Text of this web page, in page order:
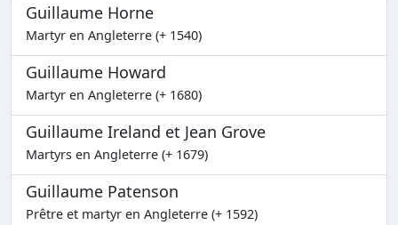
Guillaume Horne
Martyr en Angleterre (+ 1540)
Guillaume Howard
Martyr en Angleterre (+ 1680)
Guillaume Ireland et Jean Grove
Martyrs en Angleterre (+ 1679)
Guillaume Patenson
Prêtre et martyr en Angleterre (+ 1592)